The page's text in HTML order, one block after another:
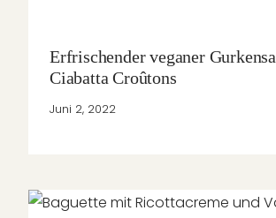
Erfrischender veganer
Ciabatta Croûtons
Juni 2, 2022